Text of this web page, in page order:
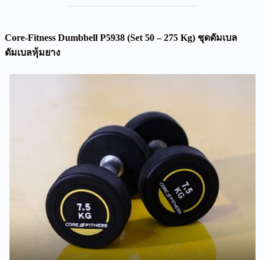
Core-Fitness Dumbbell P5938 (Set 50 – 275 Kg) ชุดดัมเบล
ดัมเบลหุ้มยาง